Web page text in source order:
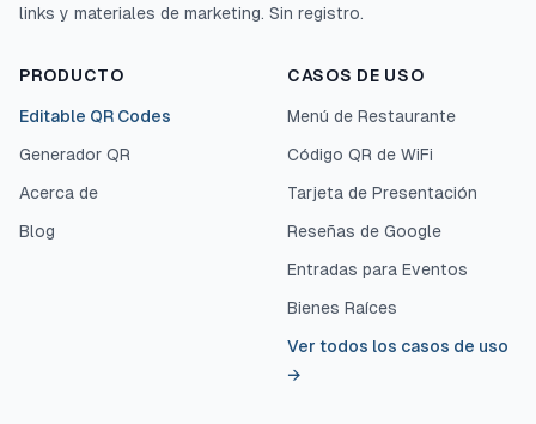
links y materiales de marketing. Sin registro.
PRODUCTO
Editable QR Codes
Generador QR
Acerca de
Blog
CASOS DE USO
Menú de Restaurante
Código QR de WiFi
Tarjeta de Presentación
Reseñas de Google
Entradas para Eventos
Bienes Raíces
Ver todos los casos de uso
→